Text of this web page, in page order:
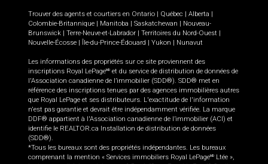
Trouver des agents et courtiers en Ontario Québec Alberta
Colombie-Britannique
Manitoba Saskatchewan
Nouveau-
Brunswick
Terre-Neuve-et-Labrador Territoires du Nord-Ouest
Nouvelle-Écosse
Île-du-Prince-Édouard Yukon Nunavut
Les informations des propriétés sur ce site proviennent des
inscriptions Royal LePageMD et du service de distribution de données de
l'Association canadienne de l’immobilier (SDD®). SDD® met en
référence des inscriptions tenues par des agences immobilières autres
que Royal LePage et ses distributeurs. L'exactitude de l'information
n'est pas garantie et devrait être indépendamment vérifiée. La marque
DDF® appartient à l'Association canadienne de l’immobilier (ACI) et
identifie le REALTOR.ca Installation de distribution de données
(SDD®).
*Tous les bureaux sont des propriétés indépendantes. Les bureaux
comprenant la mention « Services immobiliers Royal LePageMD
Ltée »,